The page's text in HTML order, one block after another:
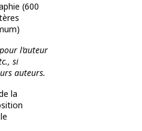
(600
l’auteur
si
auteurs.
la